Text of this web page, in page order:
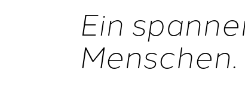
Ein
Menschen.